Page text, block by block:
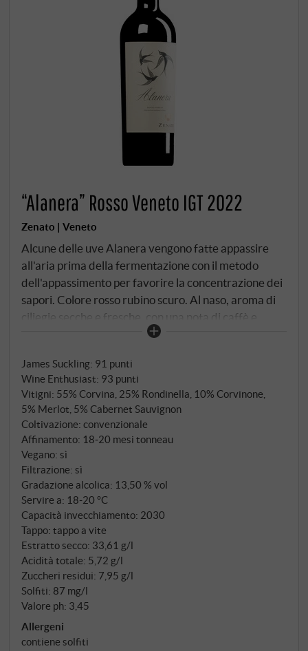
“Alanera” Rosso Veneto IGT 2022
Zenato | Veneto
Alcune delle uve Alanera vengono fatte appassire
all'aria prima della fermentazione con il metodo
dell'appassimento per favorire la concentrazione dei
sapori. Colore rosso rubino scuro. Al naso, aroma di
ciliegie secche e fresche, con una nota di caffè e
tabacco dolce. Il palato è fresco di frutti di bosco, con
rotondo per molte occasioni.
James Suckling: 91 punti
Wine Enthusiast: 93 punti
Vitigni: 55% Corvina, 25% Rondinella, 10% Corvinone,
5% Merlot, 5% Cabernet Sauvignon
Coltivazione: convenzionale
Affinamento: 18‑20 mesi tonneau
Vegano: sì
Filtrazione: sì
Gradazione alcolica: 13,50 % vol
Servire a: 18‑20 °C
Capacità invecchiamento: 2030
Tappo: tappo a vite
Estratto secco: 33,61 g/l
Acidità totale: 5,72 g/l
Zuccheri residui: 7,95 g/l
Solfiti: 87 mg/l
Valore ph: 3,45
Allergeni
contiene solfiti